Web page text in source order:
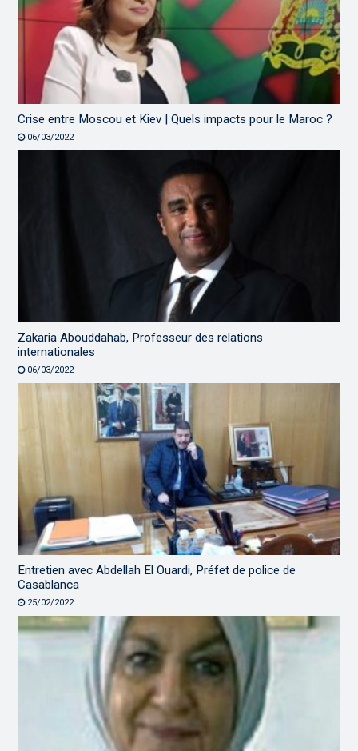
Crise entre Moscou et Kiev | Quels impacts pour le Maroc ?
06/03/2022
Zakaria Abouddahab, Professeur des relations
internationales
06/03/2022
Entretien avec Abdellah El Ouardi, Préfet de police de
Casablanca
25/02/2022